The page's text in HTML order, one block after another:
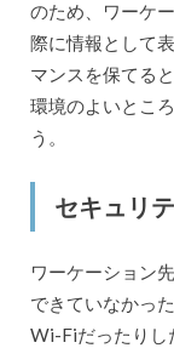
のため、ワーケ
際に情報として
マンスを保てる
環境のよいとこ
う。
セキュリ
ワーケーション
できていなかっ
Wi-Fiだったりし